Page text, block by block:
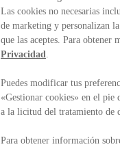
Las cookies no necesarias
de marketing y personalizan
que las aceptes. Para obtener
Privacidad.
Puedes modificar tus
«Gestionar cookies» en el
a la licitud del tratamiento de
Para obtener información